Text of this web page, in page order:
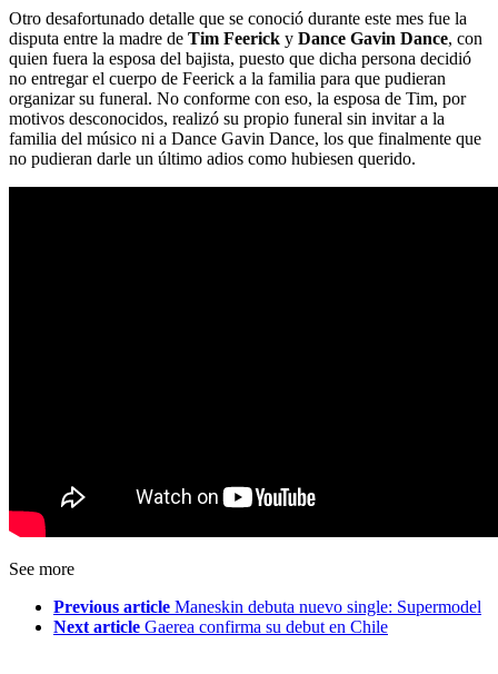
Otro desafortunado detalle que se conoció durante este mes fue la
disputa entre la madre de Tim Feerick y Dance Gavin Dance, con
quien fuera la esposa del bajista, puesto que dicha persona decidió
no entregar el cuerpo de Feerick a la familia para que pudieran
organizar su funeral. No conforme con eso, la esposa de Tim, por
motivos desconocidos, realizó su propio funeral sin invitar a la
familia del músico ni a Dance Gavin Dance, los que finalmente que
no pudieran darle un último adios como hubiesen querido.
See more
Previous article Maneskin debuta nuevo single: Supermodel
Next article Gaerea confirma su debut en Chile